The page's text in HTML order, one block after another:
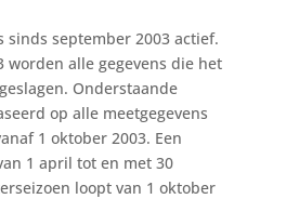
sinds september 2003 actief.
worden alle gegevens die het
Onderstaande
op alle meetgegevens
1 oktober 2003. Een
1 april tot en met 30
loopt van 1 oktober